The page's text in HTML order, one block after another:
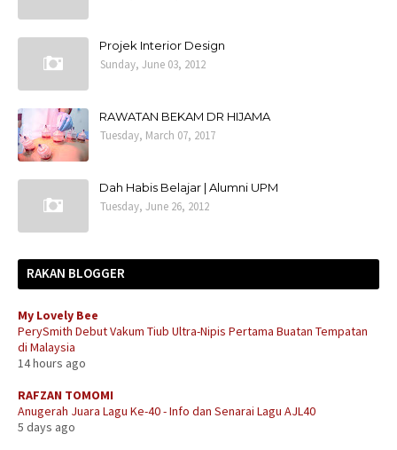
Projek Interior Design
Sunday, June 03, 2012
RAWATAN BEKAM DR HIJAMA
Tuesday, March 07, 2017
Dah Habis Belajar | Alumni UPM
Tuesday, June 26, 2012
RAKAN BLOGGER
My Lovely Bee
PerySmith Debut Vakum Tiub Ultra-Nipis Pertama Buatan Tempatan
di Malaysia
14 hours ago
RAFZAN TOMOMI
Anugerah Juara Lagu Ke-40 - Info dan Senarai Lagu AJL40
5 days ago